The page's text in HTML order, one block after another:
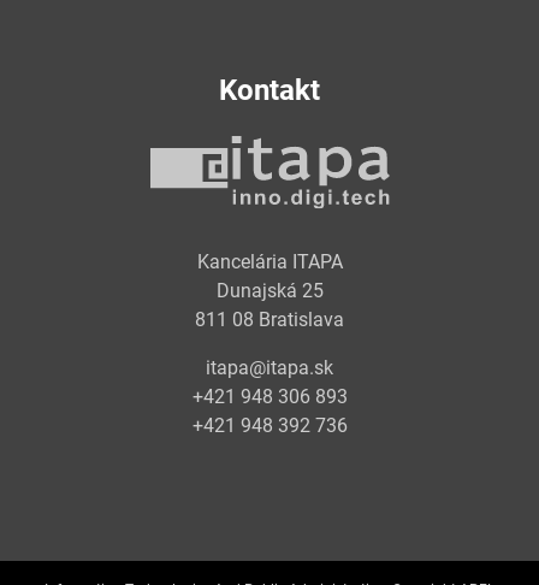
Kontakt
Kancelária ITAPA
Dunajská 25
811 08 Bratislava
itapa@itapa.sk
+421 948 306 893
+421 948 392 736